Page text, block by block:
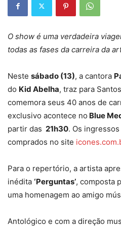
O show é uma verdadeira
todas as fases da carreira da
Neste sábado (13), a cantora
do Kid Abelha, traz para
comemora seus 40 anos de
exclusivo acontece no Blue
partir das 21h30. Os
comprados no site
Para o repertório, a artista
inédita ‘Perguntas’, composta
uma homenagem ao amigo
Antológico e com a direção